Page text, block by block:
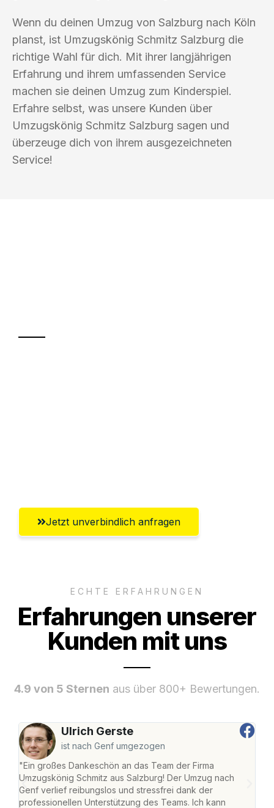
Wenn du deinen Umzug von Salzburg nach Köln
planst, ist Umzugskönig Schmitz Salzburg die
richtige Wahl für dich. Mit ihrer langjährigen
Erfahrung und ihrem umfassenden Service
machen sie deinen Umzug zum Kinderspiel.
Erfahre selbst, was unsere Kunden über
Umzugskönig Schmitz Salzburg sagen und
überzeuge dich von ihrem ausgezeichneten
Service!
Jetzt unverbindlich anfragen
ECHTE ERFAHRUNGEN
Erfahrungen unserer
Kunden mit uns
4.9 von 5 Sternen aus über 800+ Bewertungen.
Ulrich Gerste
ist nach Genf umgezogen
"Ein großes Dankeschön an das Team der Firma
Umzugskönig Schmitz aus Salzburg! Der Umzug nach
Genf verlief reibungslos und stressfrei dank der
professionellen Unterstützung des Teams. Ich kann